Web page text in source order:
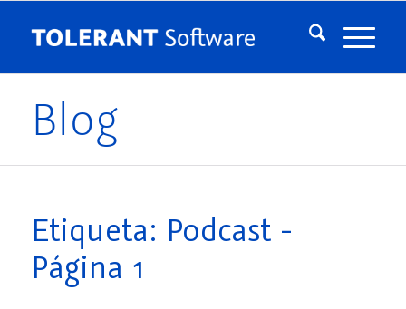
Blog
Etiqueta: Podcast -
Página 1